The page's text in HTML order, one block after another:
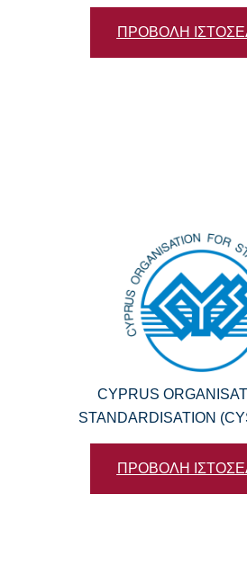
ΠΡΟΒΟΛΗ
CYPRUS
STANDARDISATION
ΠΡΟΒΟΛΗ